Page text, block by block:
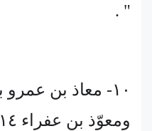
" .
ومعوّذ بن عفراء ١٤ سنة :